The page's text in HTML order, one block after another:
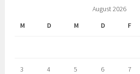
August 2026
M
D M D F
3 4 5 6 7